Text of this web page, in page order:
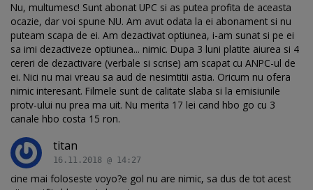
Nu, multumesc! Sunt abonat UPC si as putea profita de aceasta
ocazie, dar voi spune NU. Am avut odata la ei abonament si nu
puteam scapa de ei. Am dezactivat optiunea, i-am sunat si pe ei
sa imi dezactiveze optiunea... nimic. Dupa 3 luni platite aiurea si 4
cereri de dezactivare (verbale si scrise) am scapat cu ANPC-ul de
ei. Nici nu mai vreau sa aud de nesimtitii astia. Oricum nu ofera
nimic interesant. Filmele sunt de calitate slaba si la emisiunile
protv-ului nu prea ma uit. Nu merita 17 lei cand hbo go cu 3
canale hbo costa 15 ron.
titan
16.11.2018 @ 14:27
cine mai foloseste voyo?e gol nu are nimic, sa dus de tot acest